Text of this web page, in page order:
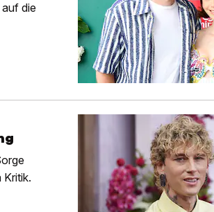
die
Kritik.